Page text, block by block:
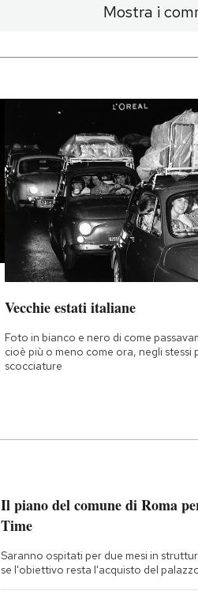
Mostra i
Vecchie estati italiane
Foto in bianco e nero di come
cioè più o meno come ora, negli stessi
scocciature
Il piano del comune di Roma
Time
Saranno ospitati per due mesi in
se l'obiettivo resta l'acquisto del